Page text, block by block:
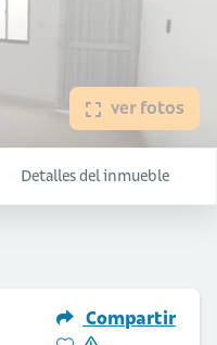
ver fotos
Detalles del inmueble
Compartir